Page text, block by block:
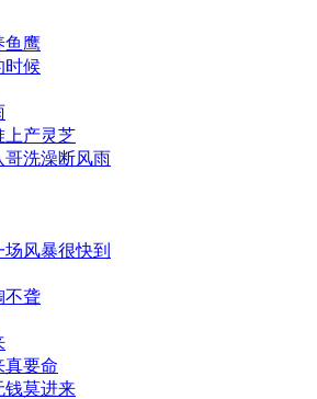
鱼鹰
时候
产灵芝
洗澡断风雨
风暴很快到
不聋
要命
莫进来